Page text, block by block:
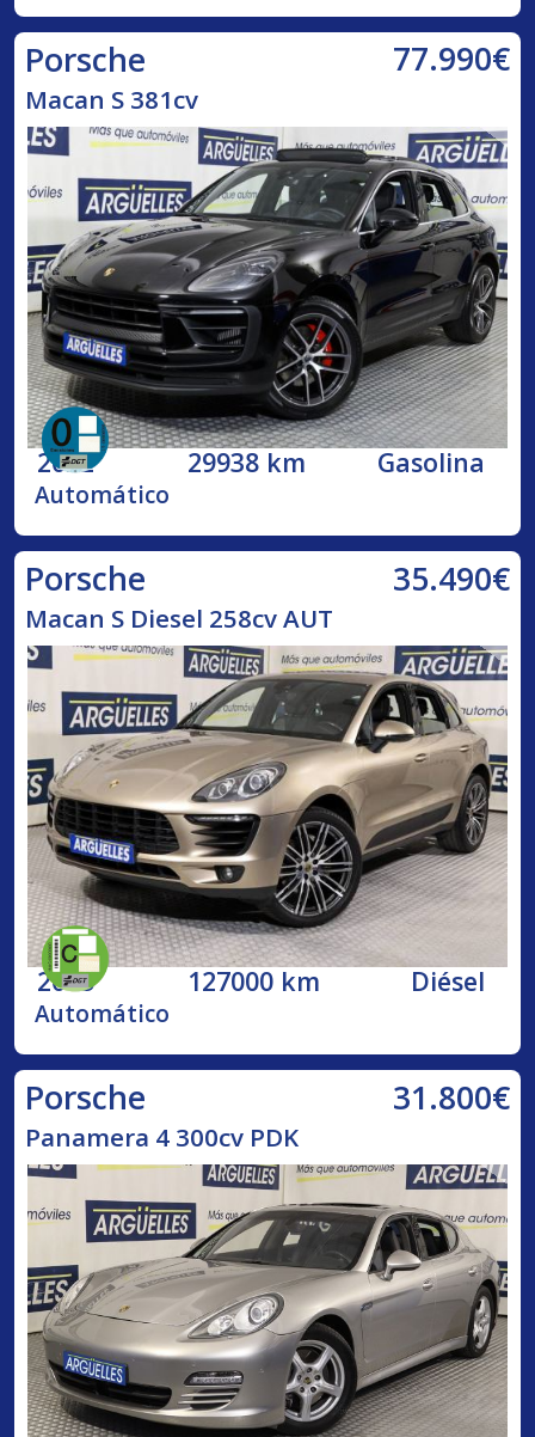
Porsche 77.990€
Macan S 381cv
2022 29938 km Gasolina
Automático
Porsche 35.490€
Macan S Diesel 258cv AUT
2015 127000 km Diésel
Automático
Porsche 31.800€
Panamera 4 300cv PDK